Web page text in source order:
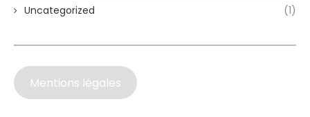
Uncategorized (1)
Mentions légales